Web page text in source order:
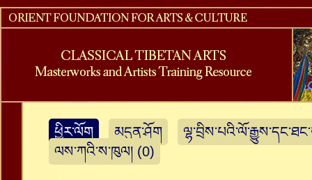
ཕྱིར་ལོག མདུན་ཤོག
ལས་ཀའི་ས་ཁུལ། (0)